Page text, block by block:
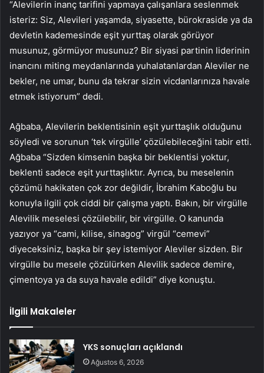
“Alevilerin inanç tarifini yapmaya çalışanlara seslenmek
isteriz: Siz, Alevileri yaşamda, siyasette, bürokraside ya da
devletin kademesinde eşit yurttaş olarak görüyor
musunuz, görmüyor musunuz? Bir siyasi partinin liderinin
inancını miting meydanlarında yuhalatanlardan Aleviler ne
bekler, ne umar, bunu da tekrar sizin vicdanlarınıza havale
etmek istiyorum” dedi.
Ağbaba, Alevilerin beklentisinin eşit yurttaşlık olduğunu
söyledi ve sorunun ‘tek virgülle’ çözülebileceğini tabir etti.
Ağbaba “Sizden kimsenin başka bir beklentisi yoktur,
beklenti sadece eşit yurttaşlıktır. Ayrıca, bu meselenin
çözümü hakikaten çok zor değildir, İbrahim Kaboğlu bu
konuyla ilgili çok ciddi bir çalışma yaptı. Bakın, bir virgülle
Alevilik meselesi çözülebilir, bir virgülle. O kanunda
yazıyor ya “cami, kilise, sinagog” virgül “cemevi”
diyeceksiniz, başka bir şey istemiyor Aleviler sizden. Bir
virgülle bu mesele çözülürken Alevilik sadece demire,
çimentoya ya da suya havale edildi” diye konuştu.
İlgili Makaleler
YKS sonuçları açıklandı
Ağustos 6, 2026